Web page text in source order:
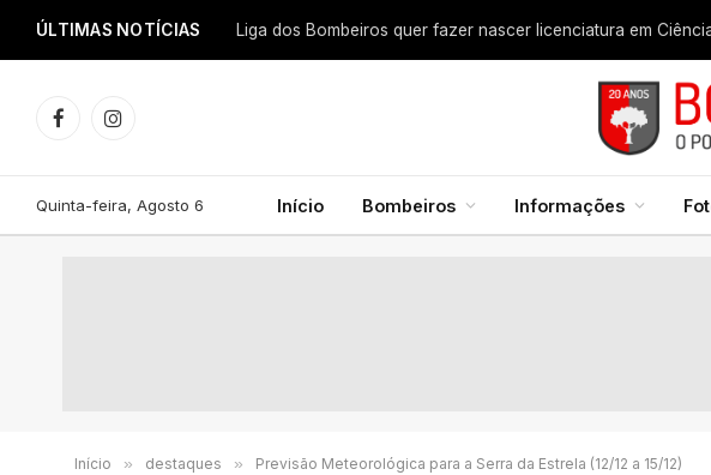
ÚLTIMAS NOTÍCIAS
FacebookInstagram
Quinta-feira, Agosto 6 Início Bombeiros Informações
Início » destaques » Previsão Meteorológica para a Serra da Estrela (12/12 a 15/12)